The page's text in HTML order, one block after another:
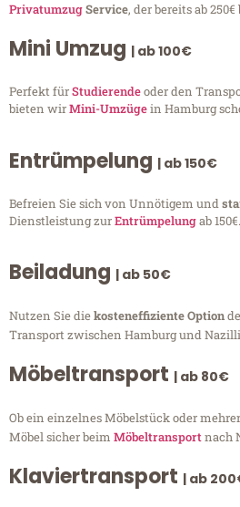
PrivatumzugService, der bereits ab
Mini Umzug | ab 100€
Perfekt fürStudierendeoder den
bieten wirMini-Umzügein Hamburg
Entrümpelung | ab 150€
Befreien Sie sich von Unnötigem und
Dienstleistung zurEntrümpelungab 150€.
Beiladung | ab 50€
Nutzen Sie diekosteneffiziente Option
Transport zwischen Hamburg und Nazilli
Möbeltransport | ab 80€
Ob ein einzelnes Möbelstück oder
Möbel sicher beim Möbeltransportnach
Klaviertransport | ab